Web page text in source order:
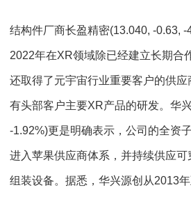
结构件厂商长盈精密(13.040, -0.63, -
2022年在XR领域除已经建立长期合
还取得了元宇宙行业重要客户的供
有头部客户主要XR产品的研发。华
-1.92%)更是明确表示，公司的全资
进入苹果供应商体系，并持续供应可
组装设备。据悉，华兴源创从2013